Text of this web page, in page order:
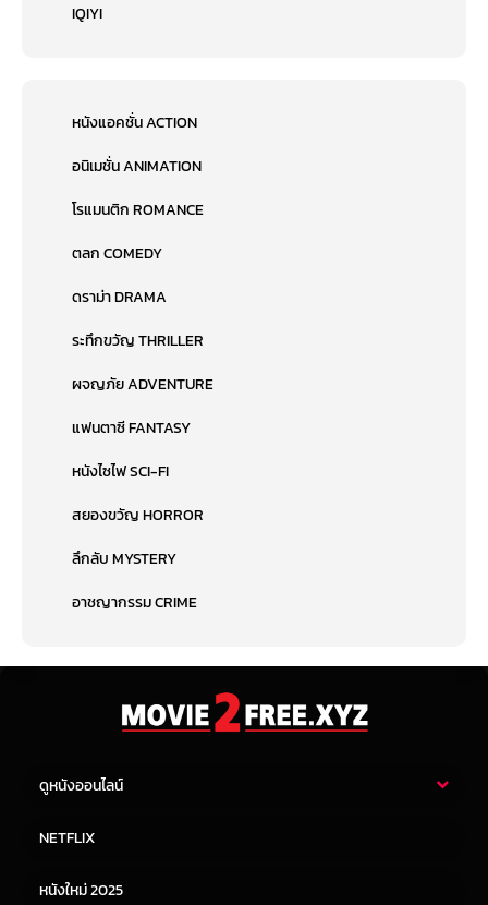
IQIYI
หนังแอคชั่น ACTION
อนิเมชั่น ANIMATION
โรแมนติก ROMANCE
ตลก COMEDY
ดราม่า DRAMA
ระทึกขวัญ THRILLER
ผจญภัย ADVENTURE
แฟนตาซี FANTASY
หนังไซไฟ SCI-FI
สยองขวัญ HORROR
ลึกลับ MYSTERY
อาชญากรรม CRIME
ดูหนังออนไลน์
หนังจีน
NETFLIX
หนังใหม่ 2025